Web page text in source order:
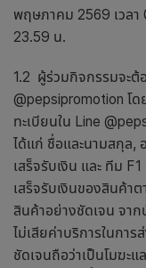
พฤษภาคม 2569 เวลา
23.59 น.
1.2 ผู้ร่วมกิจกรรมจะต้
@pepsipromotion โ
ทะเบียนใน Line
ได้แก่ ชื่อและนามสกุล,
เสร็จรับเงิน และ ทีม
เสร็จรับเงินของสินค้าต
สินค้าอย่างชัดเจน จา
ไม่เสียค่าบริการในกา
ชัดเจนถือว่าเป็นโมฆะแ